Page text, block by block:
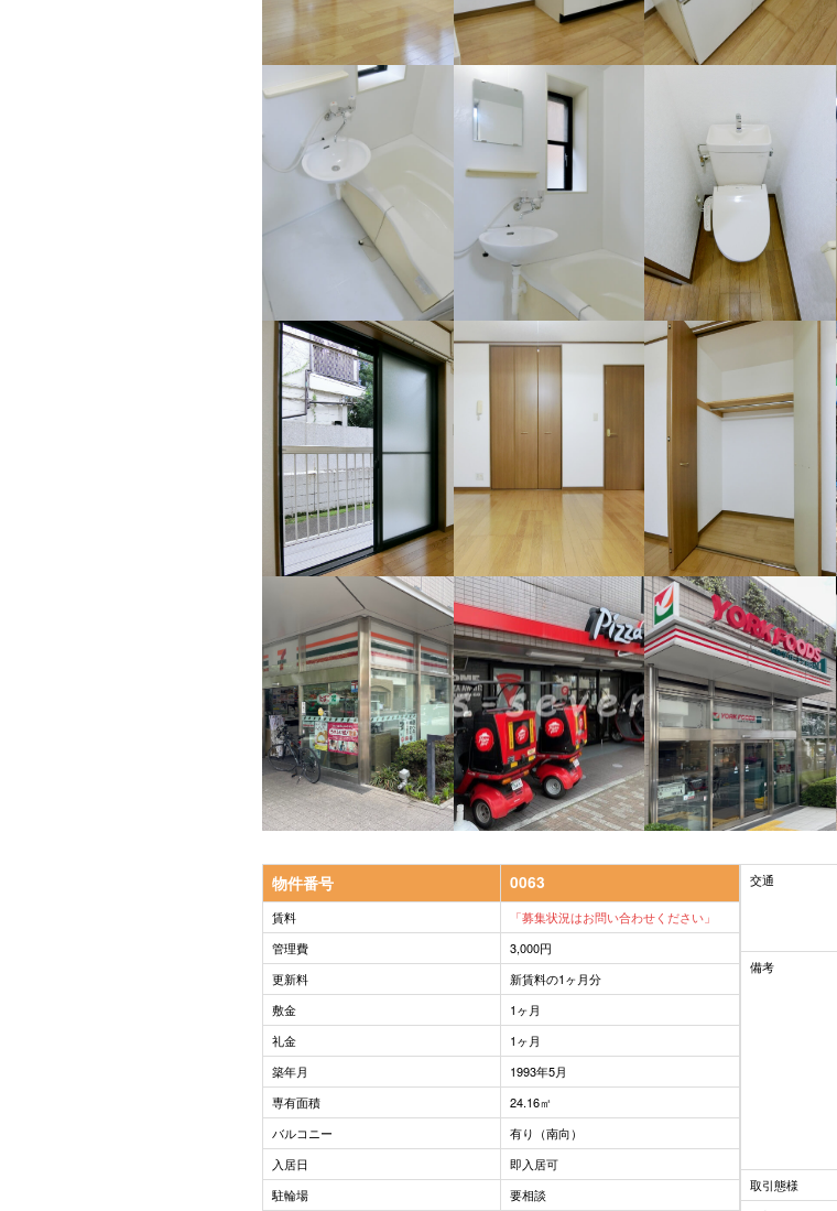
物件番号 0063
賃料
「募集状況はお問い合わせください」
管理費
3,000円
更新料
新賃料の1ヶ月分
敷金
1ヶ月
礼金
1ヶ月
築年月
1993年5月
専有面積
24.16㎡
バルコニー
有り（南向）
入居日
即入居可
駐輪場
要相談
交通
備考
取引態様